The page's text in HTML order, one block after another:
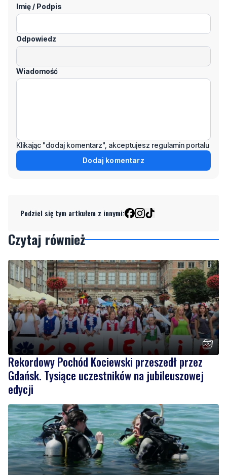
Imię / Podpis
Odpowiedz
Wiadomość
Klikając "dodaj komentarz", akceptujesz regulamin portalu
Dodaj komentarz
Podziel się tym artkułem z innymi:
Czytaj również
Rekordowy Pochód Kociewski przeszedł przez
Gdańsk. Tysiące uczestników na jubileuszowej
edycji